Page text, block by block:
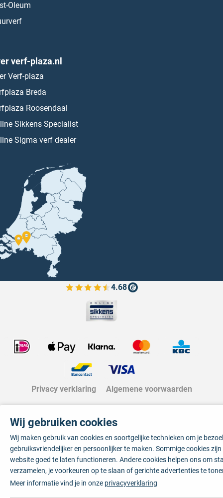
Oleum
verf-plaza.nl
Verf-plaza
Breda
Roosendaal
Sikkens Specialist
Sigma verf dealer
4.68
Bekijk de verfplaza beoordelingen
Privacy verklaring Algemene voorwaarden
Wij gebruiken cookies
Wij maken gebruik van cookies en soortgelijke technieken om je
gebruiksvriendelijker en persoonlijker te maken. Sommige cookies
website goed te laten functioneren. Andere cookies helpen ons om
verzamelen, je voorkeuren op te slaan of gerichte advertenties te
Meer informatie vind je in onze privacyverklaring